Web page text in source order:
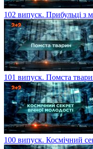
102 випуск. Прибульці з
101 випуск. Помста
100 випуск. Космічний